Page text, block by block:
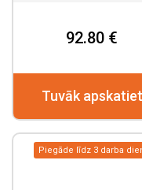
92.80 €
Tuvāk apskatiet
Piegāde līdz 3 darba